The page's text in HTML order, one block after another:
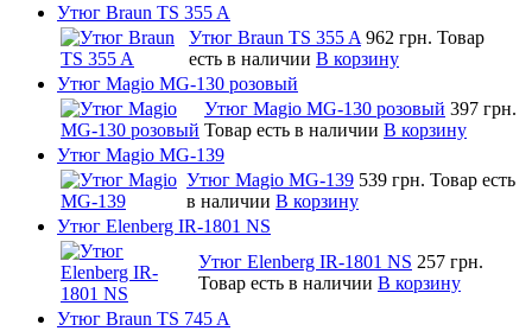
Утюг Braun TS 355 A
Утюг Braun TS 355 A 962 грн. Товар
есть в наличии В корзину
Утюг Magio MG-130 розовый
Утюг Magio MG-130 розовый 397 грн.
Товар есть в наличии В корзину
Утюг Magio MG-139
Утюг Magio MG-139 539 грн. Товар есть
в наличии В корзину
Утюг Elenberg IR-1801 NS
Утюг Elenberg IR-1801 NS 257 грн.
Товар есть в наличии В корзину
Утюг Braun TS 745 A